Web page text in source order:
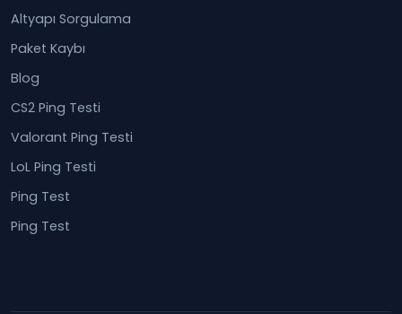
Altyapı Sorgulama
Paket Kaybı
Blog
CS2 Ping Testi
Valorant Ping Testi
LoL Ping Testi
Ping Test
Ping Test